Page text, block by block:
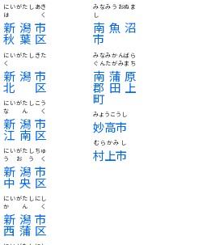
新潟市
秋葉区
にいがたしあき
はく
新潟市
北区
にいがたしきた
く
新潟市
江南区
にいがたしこう
なんく
新潟市
中央区
にいがたしちゅ
うおうく
新潟市
西蒲区
にいがたしにし
かんく
南魚沼
市
みなみうおぬま
し
南蒲原
郡田上
町
みなみかんばら
ぐんたがみまち
妙高市
みょうこうし
村上市
むらかみし